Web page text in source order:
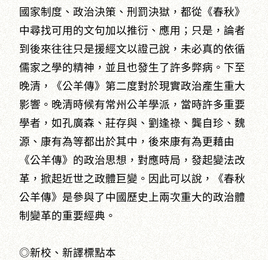
國家制度、政治決策、刑罰決獄，都從《春秋》
中尋找可用的文句加以推衍、應用；只是，論者
到後來往往只是援經文以證己說，未必真的依循
儒家之學的精神，並且也發生了許多弊病。下至
晚清，《公羊傳》第二度對於現實政治產生重大
影響。晚清時候有常州公羊學派，當時許多重要
學者，如孔廣森、莊存與、劉逢祿、龔自珍、魏
源、康有為等都出於其中，後來康有為更藉由
《公羊傳》的政治思想，對應時局，發起變法改
革，掀起近世之政體巨變。因此可以說，《春秋
公羊傳》是參與了中國歷史上兩次重大的政治體
制變革的重要經典。
◎新校、新譯標點本